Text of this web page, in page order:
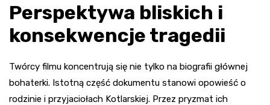
Perspektywa bliskich i
konsekwencje tragedii
Twórcy filmu koncentrują się nie tylko na biografii głównej
bohaterki. Istotną część dokumentu stanowi opowieść o
rodzinie i przyjaciołach Kotlarskiej. Przez pryzmat ich